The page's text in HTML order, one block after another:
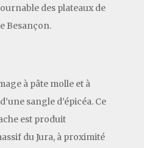
des plateaux de
Besançon.
à pâte molle et à
sangle d’épicéa. Ce
est produit
du Jura, à proximité